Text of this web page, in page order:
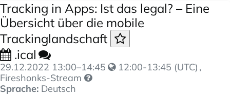
Tracking in Apps: Ist das legal? – Eine
Übersicht über die mobile
Trackinglandschaft
.ical
29.12.2022 13:00–14:45 12:00-13:45 (UTC) ,
Fireshonks-Stream
Sprache: Deutsch